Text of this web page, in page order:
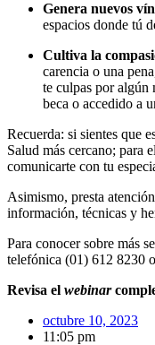
Genera nuevos
espacios donde tú
Cultiva la
carencia o una
te culpas por algún
beca o accedido a
Recuerda: si sientes que
Salud más cercano; para
comunicarte con tu
Asimismo, presta
información, técnicas y
Para conocer sobre más
telefónica (01) 612 8230
Revisa el webinar
octubre 10, 2023
11:05 pm